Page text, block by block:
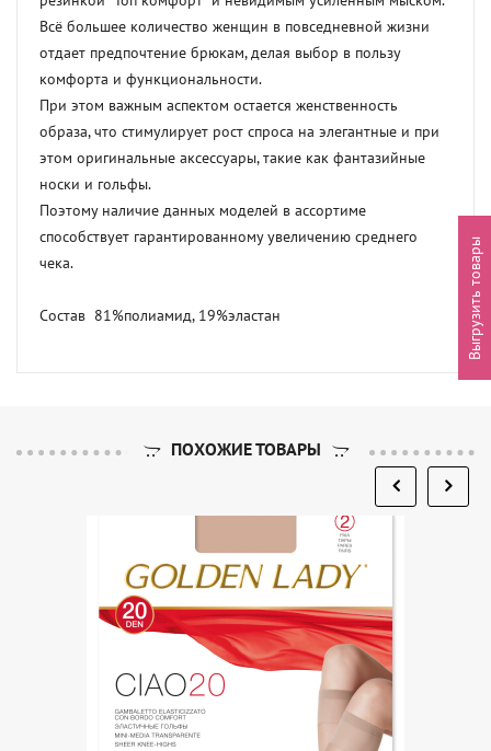
Всё большее количество женщин в повседневной жизни
отдает предпочтение брюкам, делая выбор в пользу
комфорта и функциональности.
При этом важным аспектом остается женственность
образа, что стимулирует рост спроса на элегантные и при
этом оригинальные аксессуары, такие как фантазийные
носки и гольфы.
Поэтому наличие данных моделей в ассортиме
способствует гарантированному увеличению среднего
чека.
Состав  81%полиамид, 19%эластан
ПОХОЖИЕ ТОВАРЫ
Выгрузить товары